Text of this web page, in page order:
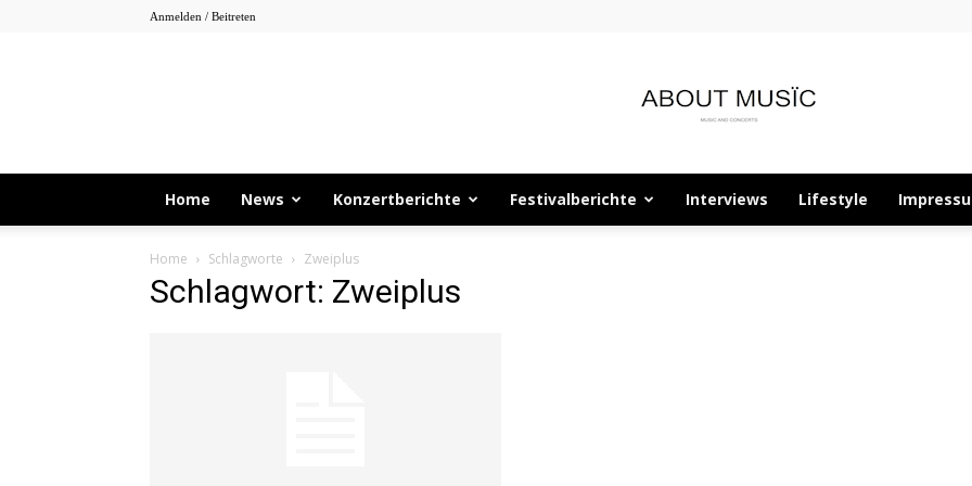
Anmelden / Beitreten
About
Home News Konzertberichte Festivalberichte Interviews Lifestyle
Home Schlagworte Zweiplus
Schlagwort: Zweiplus